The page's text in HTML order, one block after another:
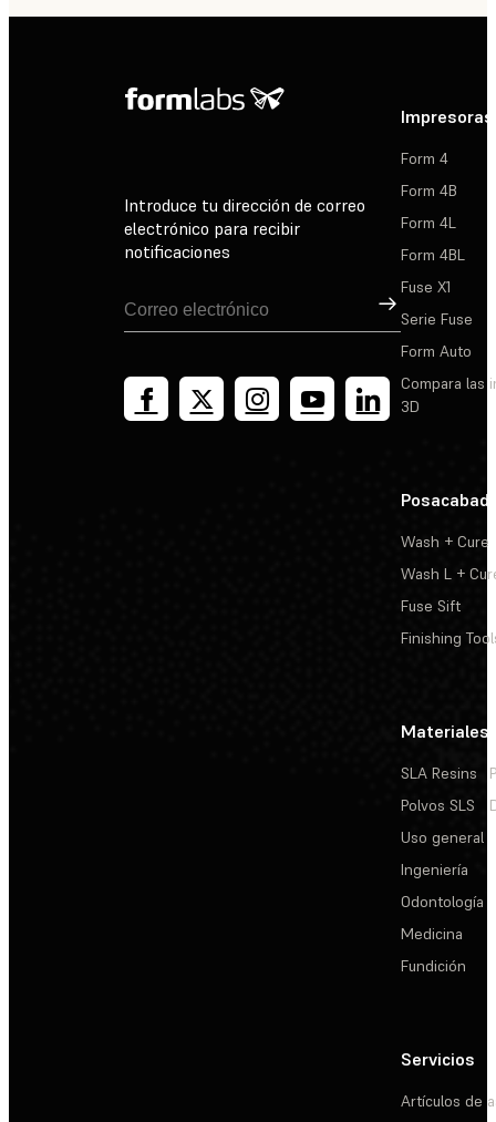
Introduce tu dirección de correo
electrónico para recibir
notificaciones
Suscribirse
Impresoras
Form 4
Form 4B
Form 4L
Form 4BL
Fuse X1
Serie Fuse
Form Auto
Compara las
3D
Wash + Cure
Wash L +
Fuse Sift
Finishing
Materiales
SLA Resins
Polvos SLS
Uso general
Ingeniería
Odontología
Medicina
Fundición
Servicios
Artículos de